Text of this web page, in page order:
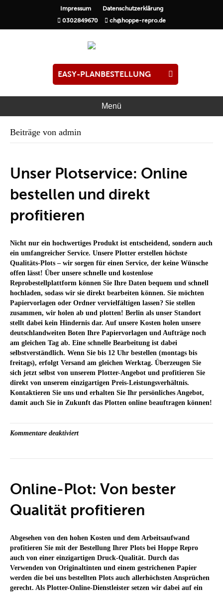
Impressum
Datenschutzerklärung
0302849670
ch@hoppe-repro.de
EASY-PLANBESTELLUNG
Menü
Beiträge von admin
Unser Plotservice: Online
bestellen und direkt
profitieren
Nicht nur ein hochwertiges Produkt ist entscheidend, sondern auch
ein umfangreicher Service. Unsere Plotter erstellen höchste
Qualitäts-Plots – wir sorgen für einen Service, der keine Wünsche
offen lässt! Über unsere schnelle und kostenlose
Reprobestellplattform können Sie Ihre Daten bequem und schnell
hochladen, sodass wir sie direkt bearbeiten können. Sie möchten
Papiervorlagen oder Ordner vervielfältigen lassen? Sie stellen
zusammen, wir holen ab und plotten! Berlin als unser Standort
stellt dabei kein Hindernis dar. Auf unsere Kosten holen unsere
deutschlandweiten Boten Ihre Papiervorlagen und Aufträge noch
am gleichen Tag ab. Eine schnelle Bearbeitung ist dabei
selbstverständlich. Wenn Sie bis 12 Uhr bestellen (montags bis
freitags), erfolgt Versand am gleichen Werktag. Überzeugen Sie
sich jetzt selbst von unserem Plotter-Angebot und profitieren Sie
direkt von unserem einzigartigen Preis-Leistungsverhältnis.
Kontaktieren Sie uns und erhalten Sie Ihr persönliches Angebot,
damit auch Sie in Zukunft das Plotten online beauftragen können!
Kommentare deaktiviertfür
direkt
Online-Plot: Von bester
Qualität profitieren
Abgesehen von den hohen Kosten und dem Arbeitsaufwand
profitieren Sie mit der Bestellung Ihrer Plots bei Hoppe Repro
auch von einer einzigartigen Druck-Qualität. Durch das
Verwenden von Originaltinten und einem gestrichenen Papier
werden die bei uns bestellten Plots auch allerhöchsten Ansprüchen
gerecht. Als Plotter-Online-Dienstleister setzen wir dabei auf ein